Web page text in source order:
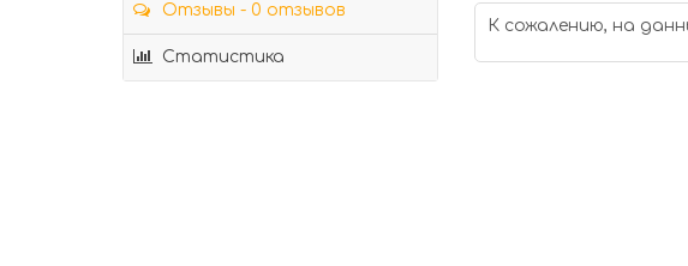
Отзывы - 0 отзывов
Статистика
К сожалению, на